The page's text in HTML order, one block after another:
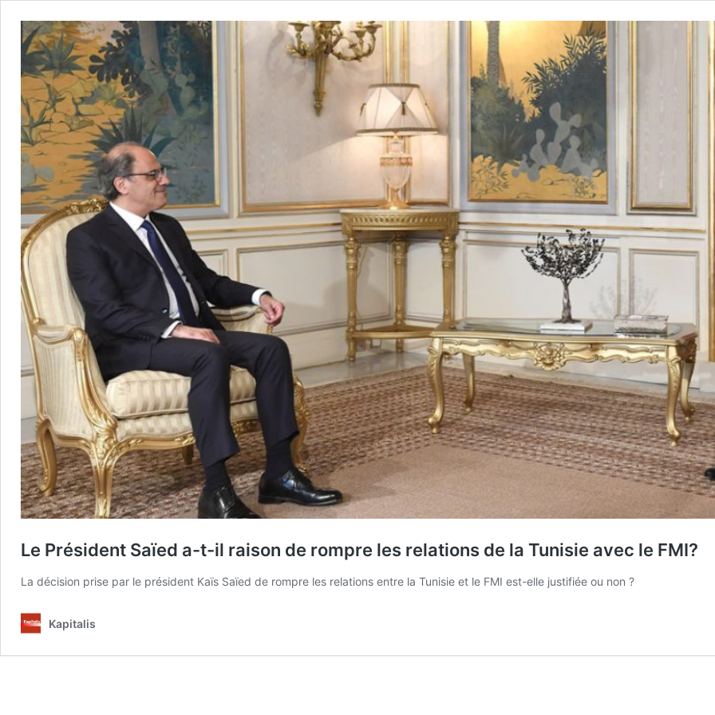
Le Président Saïed a-t-il raison de rompre les relations de la Tunisie avec le FMI?
La décision prise par le président Kaïs Saïed de rompre les relations entre la Tunisie et le FMI est-elle justifiée ou non ?
Kapitalis